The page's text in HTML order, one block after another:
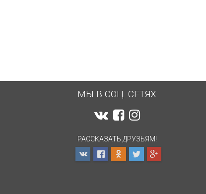
МЫ В СОЦ. СЕТЯХ
РАССКАЗАТЬ ДРУЗЬЯМ!